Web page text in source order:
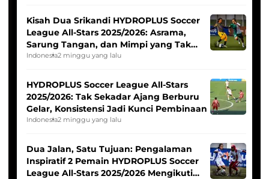
Kisah Dua Srikandi HYDROPLUS Soccer
League All-Stars 2025/2026: Asrama,
Sarung Tangan, dan Mimpi yang Tak
Pernah Padam
Indonesia2 minggu yang lalu
HYDROPLUS Soccer League All-Stars
2025/2026: Tak Sekadar Ajang Berburu
Gelar, Konsistensi Jadi Kunci Pembinaan
Indonesia2 minggu yang lalu
Dua Jalan, Satu Tujuan: Pengalaman
Inspiratif 2 Pemain HYDROPLUS Soccer
League All-Stars 2025/2026 Mengikuti